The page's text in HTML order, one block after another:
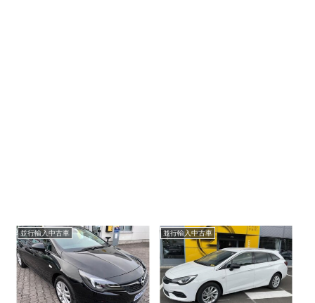
並行輸入中古車 並行輸入中古車